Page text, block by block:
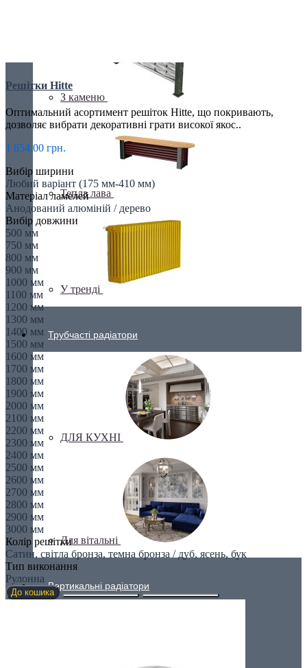
З каменю
Тепла лава
У тренді
Трубчасті радіатори
ДЛЯ КУХНІ
Для вітальні
Вертикальні радіатори
Решітки Hitte
Оптимальний асортимент решіток Hitte, що покривають,
дозволяє вибрати декоративні грати високої якос..
1 854.00 грн.
Вибір ширини
Любий варіант (175 мм-410 мм)
Матеріал ламелей
Анодований алюміній / дерево
Вибір довжини
500 мм
750 мм
800 мм
900 мм
1000 мм
1100 мм
1200 мм
1300 мм
1400 мм
1500 мм
1600 мм
1700 мм
1800 мм
1900 мм
2000 мм
2100 мм
2200 мм
2300 мм
2400 мм
2500 мм
2600 мм
2700 мм
2800 мм
2900 мм
3000 мм
Колір решітки
Сатин, світла бронза, темна бронза / дуб, ясень, бук
Тип виконання
Рулонна
До кошика